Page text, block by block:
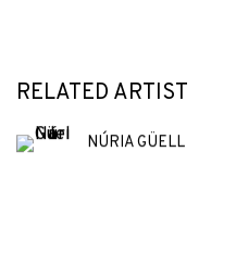
RELATED ARTIST
NÚRIA GÜELL